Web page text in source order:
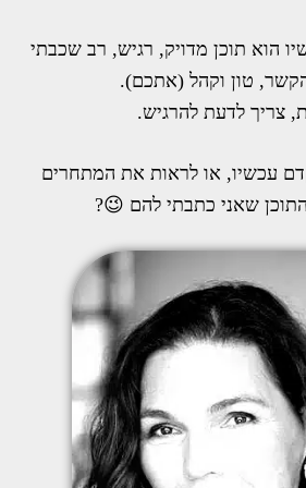
הוא תוכן מדויק, רגיש, רב שכבתי
טון וקהל (אתכם).
צריך לדעת להרגיש.
עכשיו, או לראות את המתחרים
שאני כתבתי להם 😉
?